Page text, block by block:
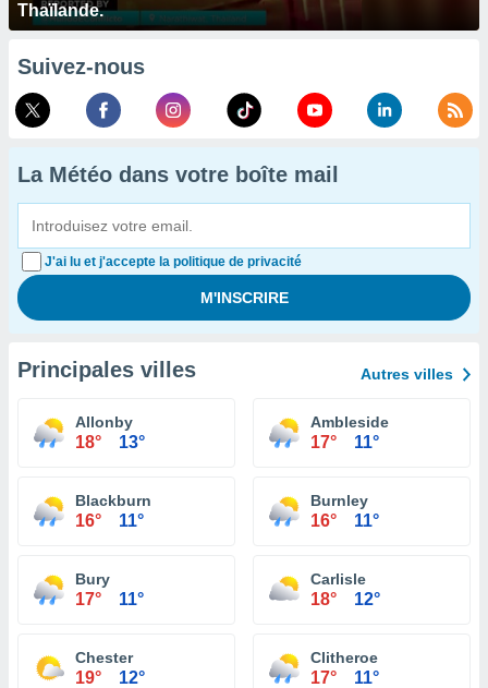
Thaïlande.
Suivez-nous
La Météo dans votre boîte mail
J'ai lu et j'accepte la politique de privacité
Principales villes Autres villes
Allonby
18° 13°
Ambleside
17° 11°
Blackburn
16° 11°
Burnley
16° 11°
Bury
17° 11°
Carlisle
18° 12°
Chester
19° 12°
Clitheroe
17° 11°